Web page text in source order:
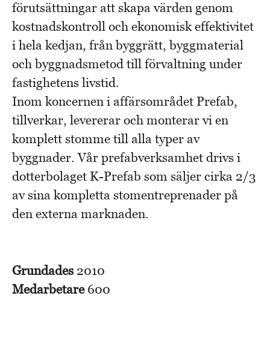
förutsättningar att skapa värden genom
kostnadskontroll och ekonomisk effektivitet
i hela kedjan, från byggrätt, byggmaterial
och byggnadsmetod till förvaltning under
fastighetens livstid.
Inom koncernen i affärsområdet Prefab,
tillverkar, levererar och monterar vi en
komplett stomme till alla typer av
byggnader. Vår prefabverksamhet drivs i
dotterbolaget K-Prefab som säljer cirka 2/3
av sina kompletta stomentreprenader på
den externa marknaden.
Grundades 2010
Medarbetare 600